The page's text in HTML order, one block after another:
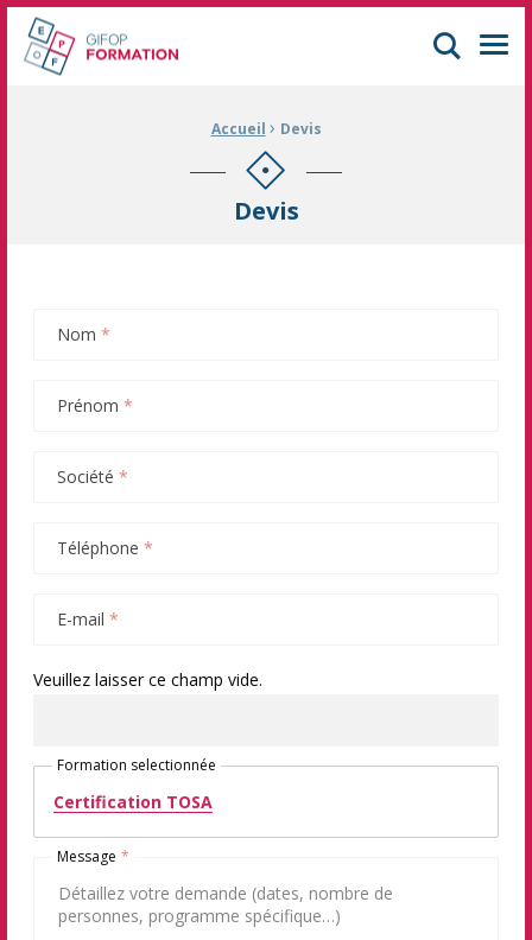
GIFOP Formation Centre de formation continue à Mulhouse
Accueil › Devis
Devis
Nom *
Prénom *
Société *
Téléphone *
E-mail *
Veuillez laisser ce champ vide.
Formation selectionnée
Certification TOSA
Message *